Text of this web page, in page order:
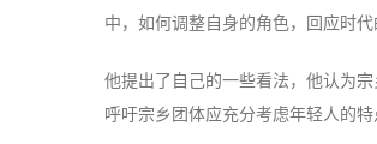
中，如何调整自身的角色，回应时
他提出了自己的一些看法，他认为
呼吁宗乡团体应充分考虑年轻人的